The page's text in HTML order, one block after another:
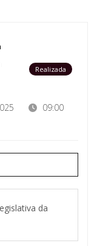
Realizada
09:00
da